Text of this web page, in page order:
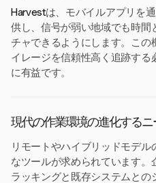
Harvestは、モバイルアプリを
供し、信号が弱い地域でも時間
チャできるようにします。この
イレージを信頼性高く追跡す
に有益です。
現代の作業環境の進化する
リモートやハイブリッドモデ
なツールが求められています。
ラッキングと既存システムとの